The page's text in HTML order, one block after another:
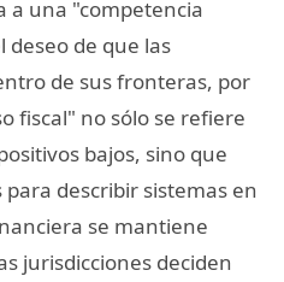
a una "competencia
deseo de que las
de sus fronteras, por
fiscal" no sólo se refiere
bajos, sino que
describir sistemas en
se mantiene
jurisdicciones deciden